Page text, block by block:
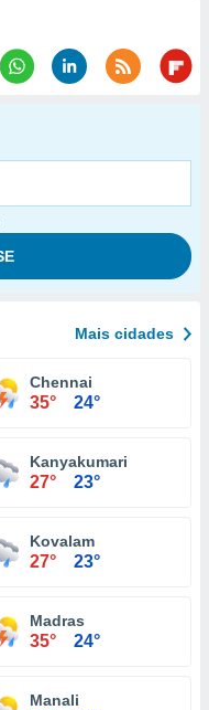
Mais cidades
Chennai
35° 24°
Kanyakumari
27° 23°
Kovalam
27° 23°
Madras
35° 24°
Manali